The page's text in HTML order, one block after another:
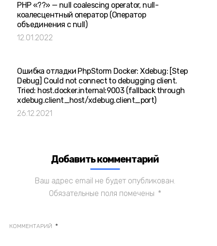
PHP «??» — null coalescing operator, null-
коалесцентный оператор (Оператор
объединения с null)
12.01.2022
Ошибка отладки PhpStorm Docker: Xdebug: [Step
Debug] Could not connect to debugging client.
Tried: host.docker.internal:9003 (fallback through
xdebug.client_host/xdebug.client_port)
26.12.2021
Добавить комментарий
Ваш адрес email не будет опубликован.
Обязательные поля помечены *
КОММЕНТАРИЙ *